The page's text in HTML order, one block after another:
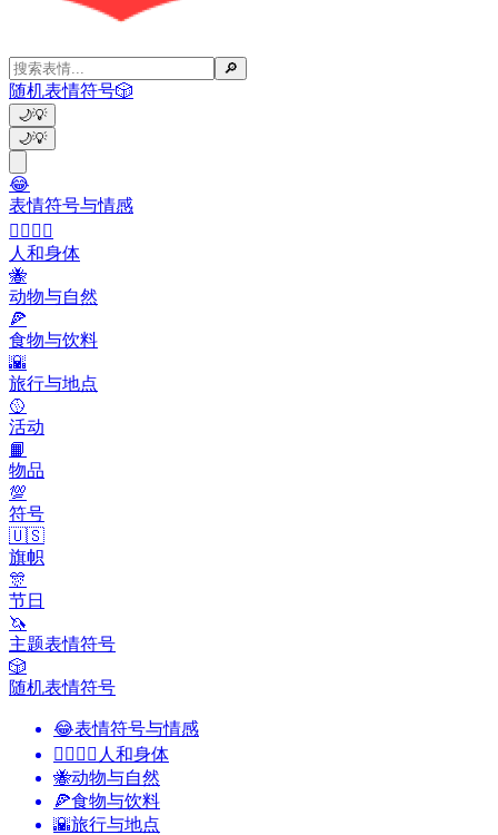
🔎
随机表情符号🎲
🌙💡
🌙💡
😂
表情符号与情感
👩‍❤️‍💋‍👨
人和身体
🐝
动物与自然
🍕
食物与饮料
🌇
旅行与地点
🥎
活动
📙
物品
💯
符号
🇺🇸
旗帜
🎊
节日
🦄
主题表情符号
🎲
随机表情符号
😂表情符号与情感
👩‍❤️‍💋‍👨 人和身体
🐝动物与自然
🍕食物与饮料
🌇旅行与地点